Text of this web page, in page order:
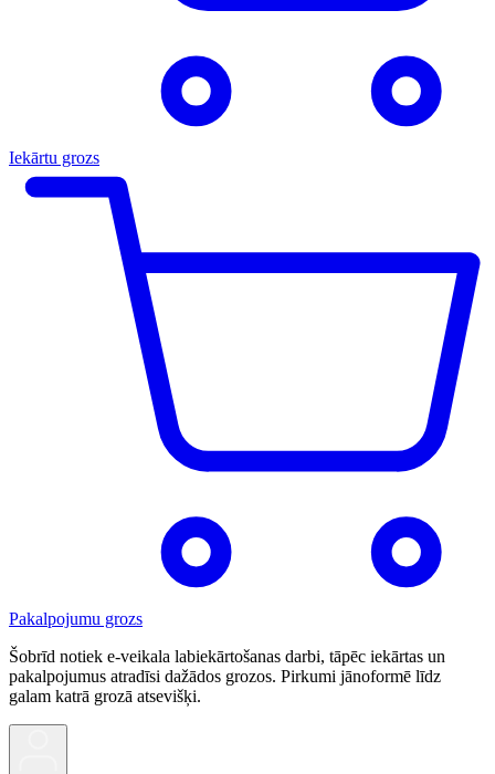
Iekārtu grozs
Pakalpojumu grozs
Šobrīd notiek e-veikala labiekārtošanas darbi, tāpēc iekārtas un
pakalpojumus atradīsi dažādos grozos. Pirkumi jānoformē līdz
galam katrā grozā atsevišķi.